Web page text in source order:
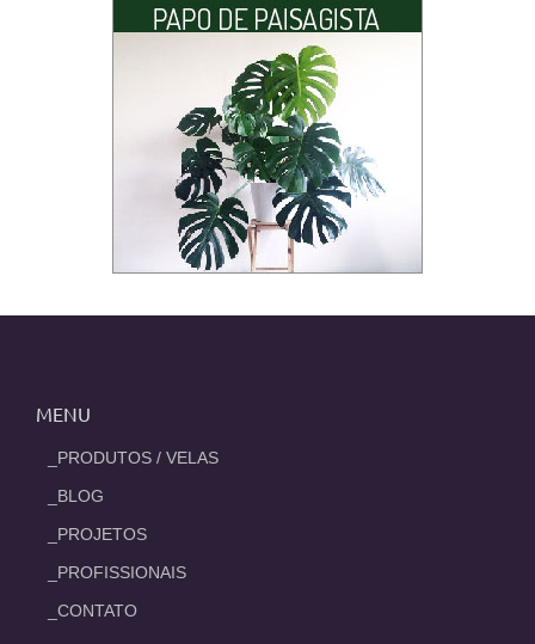
MENU
_PRODUTOS / VELAS
_BLOG
_PROJETOS
_PROFISSIONAIS
_CONTATO